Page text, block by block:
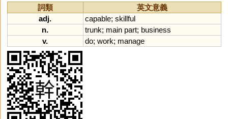
詞類
英文意義
adj.
capable; skillful
n.
trunk; main part; business
v.
do; work; manage